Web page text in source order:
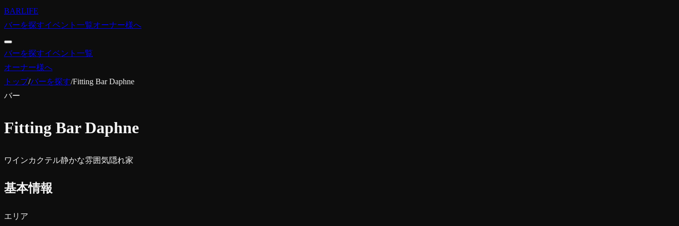
BARLIFE
バーを探すイベント一覧オーナー様へ
バーを探すイベント一覧
オーナー様へ
トップ/バーを探す/Fitting Bar Daphne
バー
Fitting Bar Daphne
ワインカクテル静かな雰囲気隠れ家
基本情報
エリア